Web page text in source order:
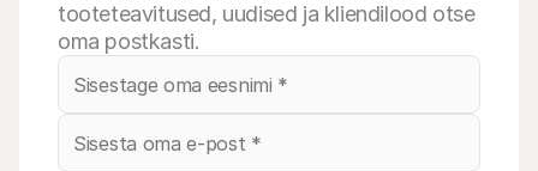
tooteteavitused, uudised ja kliendilood otse
oma postkasti.